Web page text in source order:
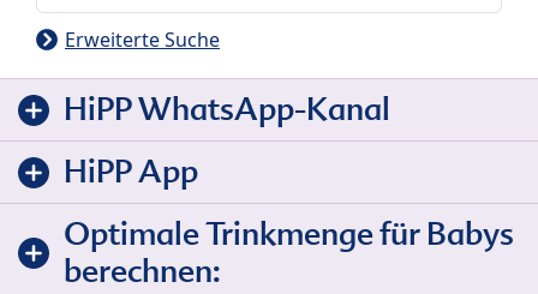
Erweiterte Suche
HiPP WhatsApp-Kanal
HiPP App
Optimale Trinkmenge für Babys
berechnen: